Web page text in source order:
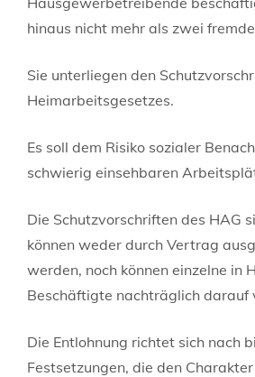
hinaus nicht mehr als zwei
Sie unterliegen den
Heimarbeitsgesetzes.
Es soll dem Risiko sozialer
schwierig einsehbaren
Die Schutzvorschriften des HAG
können weder durch Vertrag
werden, noch können einzelne in
Beschäftigte nachträglich darauf
Die Entlohnung richtet sich nach
Festsetzungen, die den